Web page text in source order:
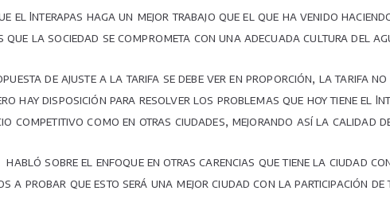
el Interapas haga un mejor trabajo que el que ha venido
que la sociedad se comprometa con una adecuada cultura del
de ajuste a la tarifa se debe ver en proporción, la tarifa
hay disposición para resolver los problemas que hoy tiene el
competitivo como en otras ciudades, mejorando así la calidad
sobre el enfoque en otras carencias que tiene la ciudad
a probar que esto será una mejor ciudad con la participación de